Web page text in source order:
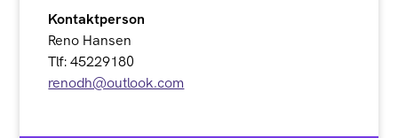
Kontaktperson
Reno Hansen
Tlf: 45229180
renodh@outlook.com